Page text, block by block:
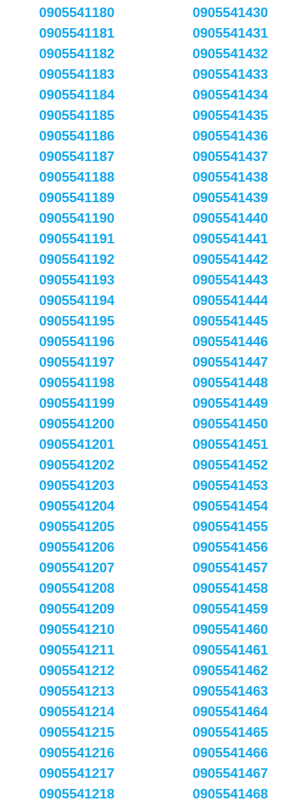
0905541180
0905541181
0905541182
0905541183
0905541184
0905541185
0905541186
0905541187
0905541188
0905541189
0905541190
0905541191
0905541192
0905541193
0905541194
0905541195
0905541196
0905541197
0905541198
0905541199
0905541200
0905541201
0905541202
0905541203
0905541204
0905541205
0905541206
0905541207
0905541208
0905541209
0905541210
0905541211
0905541212
0905541213
0905541214
0905541215
0905541216
0905541217
0905541218
0905541430
0905541431
0905541432
0905541433
0905541434
0905541435
0905541436
0905541437
0905541438
0905541439
0905541440
0905541441
0905541442
0905541443
0905541444
0905541445
0905541446
0905541447
0905541448
0905541449
0905541450
0905541451
0905541452
0905541453
0905541454
0905541455
0905541456
0905541457
0905541458
0905541459
0905541460
0905541461
0905541462
0905541463
0905541464
0905541465
0905541466
0905541467
0905541468